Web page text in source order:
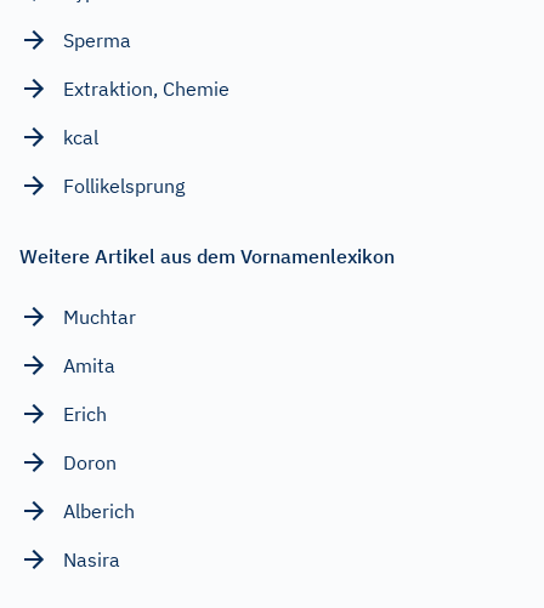
Sperma
Extraktion, Chemie
kcal
Follikelsprung
Weitere Artikel aus dem Vornamenlexikon
Muchtar
Amita
Erich
Doron
Alberich
Nasira